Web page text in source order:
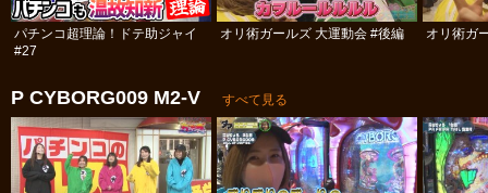
パチンコ超理論！ドテ助ジャイ
#27
オリ術ガールズ 大運動会 #後編 オリ術ガ
P CYBORG009 M2‐V すべて見る